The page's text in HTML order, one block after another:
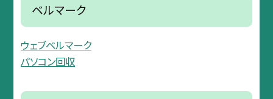
ベルマーク
ウェブベルマーク
パソコン回収